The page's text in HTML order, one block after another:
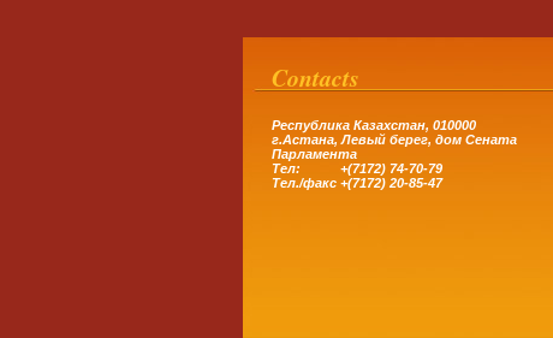
Contacts
Республика Казахстан, 010000
г.Астана, Левый берег, дом Сената
Парламента
Тел: +(7172) 74-70-79
Тел./факс +(7172) 20-85-47